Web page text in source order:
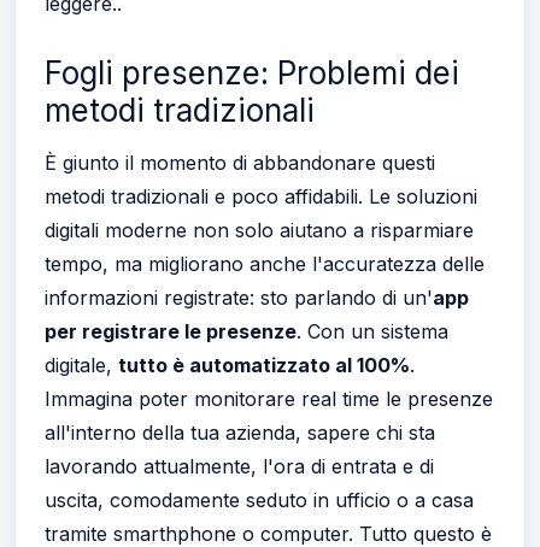
Fogli presenze: Problemi dei
metodi tradizionali
È giunto il momento di abbandonare questi
metodi tradizionali e poco affidabili. Le soluzioni
digitali moderne non solo aiutano a risparmiare
tempo, ma migliorano anche l'accuratezza delle
informazioni registrate: sto parlando di un'app
per registrare le presenze. Con un sistema
digitale, tutto è automatizzato al 100%.
Immagina poter monitorare real time le presenze
all'interno della tua azienda, sapere chi sta
lavorando attualmente, l'ora di entrata e di
uscita, comodamente seduto in ufficio o a casa
tramite smarthphone o computer. Tutto questo è